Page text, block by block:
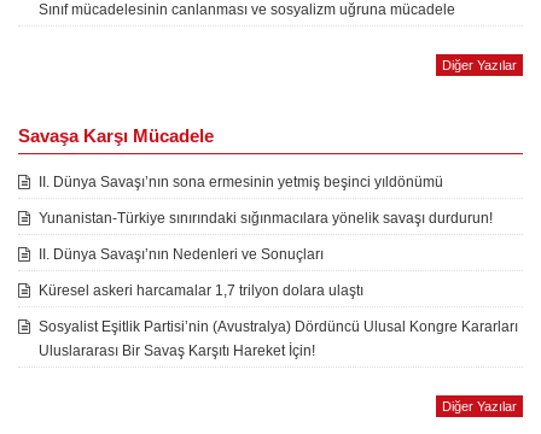
Sınıf mücadelesinin canlanması ve sosyalizm uğruna mücadele
Diğer Yazılar
Savaşa Karşı Mücadele
II. Dünya Savaşı’nın sona ermesinin yetmiş beşinci yıldönümü
Yunanistan-Türkiye sınırındaki sığınmacılara yönelik savaşı durdurun!
II. Dünya Savaşı’nın Nedenleri ve Sonuçları
Küresel askeri harcamalar 1,7 trilyon dolara ulaştı
Sosyalist Eşitlik Partisi’nin (Avustralya) Dördüncü Ulusal Kongre Kararları
Uluslararası Bir Savaş Karşıtı Hareket İçin!
Diğer Yazılar